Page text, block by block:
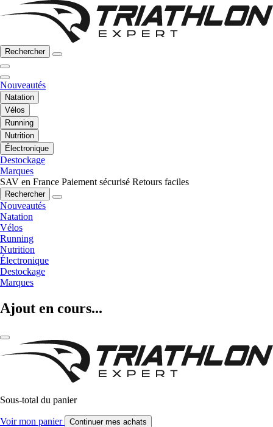
Rechercher
Nouveautés
Natation
Vélos
Running
Nutrition
Électronique
Destockage
Marques
SAV en France Paiement sécurisé Retours faciles
Rechercher
Nouveautés
Natation
Vélos
Running
Nutrition
Électronique
Destockage
Marques
Ajout en cours...
Sous-total du panier
Voir mon panier Continuer mes achats